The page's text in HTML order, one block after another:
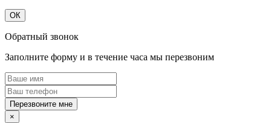
ОК
Обратный звонок
Заполните форму и в течение часа мы перезвоним
Перезвоните мне
×